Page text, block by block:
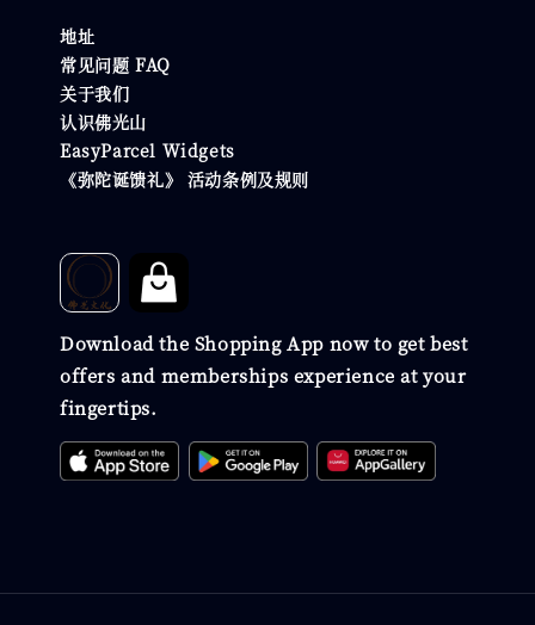
地址
常见问题 FAQ
关于我们
认识佛光山
EasyParcel Widgets
《弥陀诞馈礼》 活动条例及规则
Download the Shopping App now to get best
offers and memberships experience at your
fingertips.